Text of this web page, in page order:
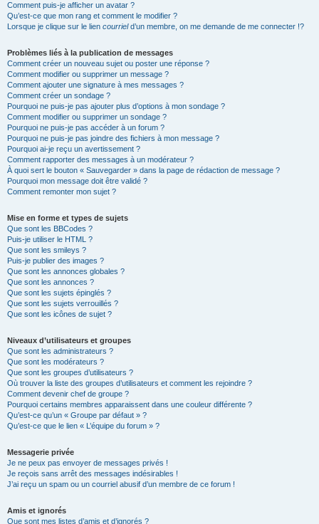
Comment puis-je afficher un avatar ?
Qu’est-ce que mon rang et comment le modifier ?
Lorsque je clique sur le lien courrield’un membre, on me demande de me connecter !?
Problèmes liés à la publication de messages
Comment créer un nouveau sujet ou poster une réponse ?
Comment modifier ou supprimer un message ?
Comment ajouter une signature à mes messages ?
Comment créer un sondage ?
Pourquoi ne puis-je pas ajouter plus d’options à mon sondage ?
Comment modifier ou supprimer un sondage ?
Pourquoi ne puis-je pas accéder à un forum ?
Pourquoi ne puis-je pas joindre des fichiers à mon message ?
Pourquoi ai-je reçu un avertissement ?
Comment rapporter des messages à un modérateur ?
À quoi sert le bouton « Sauvegarder » dans la page de rédaction de message ?
Pourquoi mon message doit être validé ?
Comment remonter mon sujet ?
Mise en forme et types de sujets
Que sont les BBCodes ?
Puis-je utiliser le HTML ?
Que sont les smileys ?
Puis-je publier des images ?
Que sont les annonces globales ?
Que sont les annonces ?
Que sont les sujets épinglés ?
Que sont les sujets verrouillés ?
Que sont les icônes de sujet ?
Niveaux d’utilisateurs et groupes
Que sont les administrateurs ?
Que sont les modérateurs ?
Que sont les groupes d’utilisateurs ?
Où trouver la liste des groupes d’utilisateurs et comment les rejoindre ?
Comment devenir chef de groupe ?
Pourquoi certains membres apparaissent dans une couleur différente ?
Qu’est-ce qu’un « Groupe par défaut » ?
Qu’est-ce que le lien « L’équipe du forum » ?
Messagerie privée
Je ne peux pas envoyer de messages privés !
Je reçois sans arrêt des messages indésirables !
J’ai reçu un spam ou un courriel abusif d’un membre de ce forum !
Amis et ignorés
Que sont mes listes d’amis et d’ignorés ?